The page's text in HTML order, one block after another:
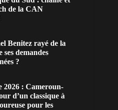
de la CAN
Benitez rayé de la
ses demandes
?
2026 : Cameroun-
d’un classique à
pour les